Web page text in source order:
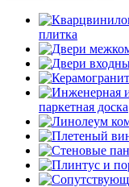
плитка
паркетная доска